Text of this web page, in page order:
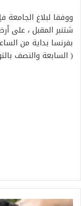
شتنبر المقبل ، على
بفرنسا بداية من
( السابعة والنصف